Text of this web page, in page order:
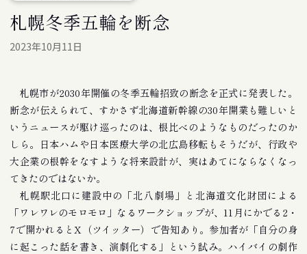
札幌冬季五輪を断念
2023年10月11日
札幌市が2030年開催の冬季五輪招致の断念を正式に発表した。
断念が伝えられて、すかさず北海道新幹線の30年開業も難しいと
いうニュースが駆け巡ったのは、根比べのようなものだったのか
しら。日本ハムや日本医療大学の北広島移転もそうだが、行政や
大企業の根幹をなすような将来設計が、実はあてにならなくなっ
てきたのではないか。
札幌駅北口に建設中の「北八劇場」と北海道文化財団による
「ワレワレのモロモロ」なるワークショップが、11月にかでる2・
7で開かれるとX（ツイッター）で告知あり。参加者が「自分の身
に起こった話を書き、演劇化する」という試み。ハイバイの劇作